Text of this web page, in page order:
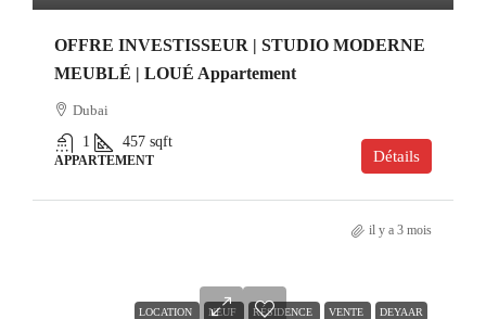
OFFRE INVESTISSEUR | STUDIO MODERNE
MEUBLÉ | LOUÉ Appartement
Dubai
1
457 sqft
APPARTEMENT Détails
il y a 3 mois
LOCATION NEUF RÉSIDENCE VENTE DEYAAR